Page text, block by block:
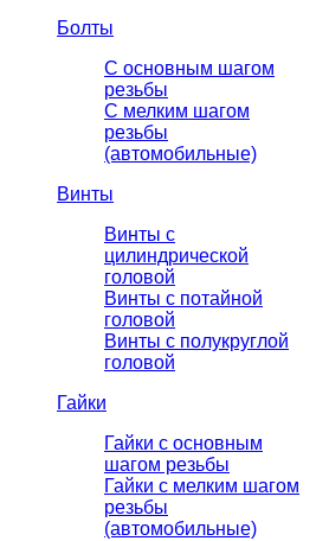
Болты
С основным шагом
резьбы
C мелким шагом
резьбы
(автомобильные)
Винты
Винты с
цилиндрической
головой
Винты с потайной
головой
Винты с полукруглой
головой
Гайки
Гайки с основным
шагом резьбы
Гайки с мелким шагом
резьбы
(автомобильные)